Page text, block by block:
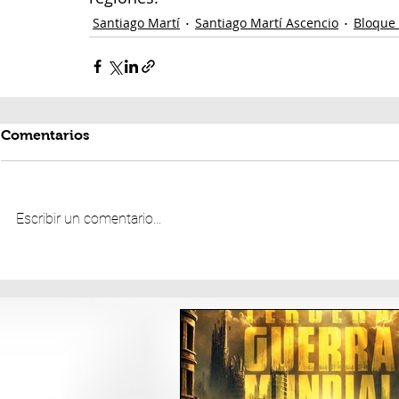
Santiago Martí Santiago Martí Ascencio Bloque
Comentarios
Escribir un comentario...